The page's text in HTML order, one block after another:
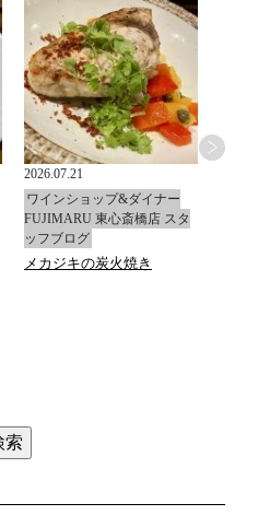
2026.07.21
ワインショップ&ダイナー
FUJIMARU 東心斎橋店 スタ
ッフブログ
メカジキの炭火焼き